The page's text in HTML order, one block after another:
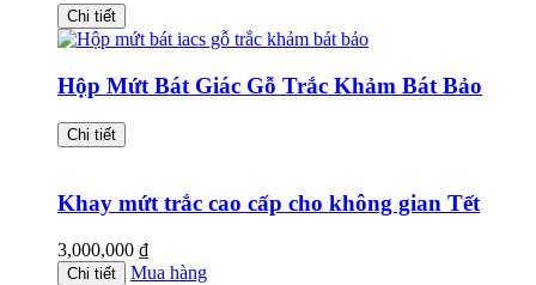
Chi tiết
Hộp Mứt Bát Giác Gỗ Trắc Khảm Bát Bảo
Chi tiết
Khay mứt trắc cao cấp cho không gian Tết
3,000,000 ₫
Chi tiết Mua hàng